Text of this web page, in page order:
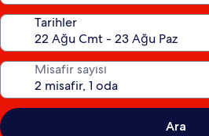
Tarihler
Misafir sayısı
Ara